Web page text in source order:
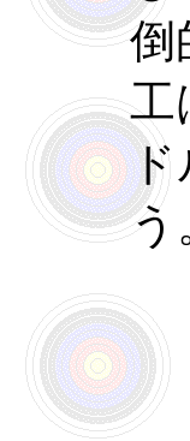
倒
工
う